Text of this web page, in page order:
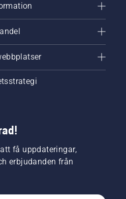
få uppdateringar,
erbjudanden från